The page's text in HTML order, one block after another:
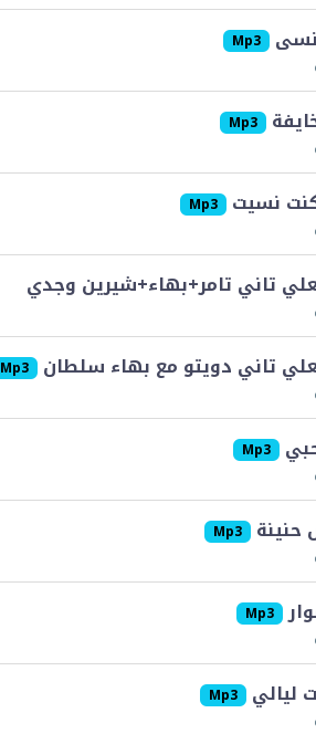
Mp3
Mp3
نسيت Mp3
تاني تامر+بهاء+شيرين وجدي
تاني دويتو مع بهاء سلطان Mp3
Mp3
Mp3
Mp3
ليالي Mp3